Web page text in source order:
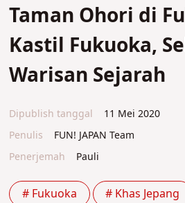
Taman Ohori di
Kastil Fukuoka,
Warisan Sejarah
Dipublish tanggal
11 Mei 2020
Penulis
FUN! JAPAN Team
Penerjemah
Pauli
# Fukuoka # Khas Jepang